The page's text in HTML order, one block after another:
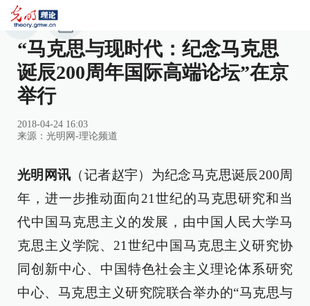
“马克思与现时代：纪念马克思
诞辰200周年国际高端论坛”在京
举行
2018-04-24 16:03
来源： 光明网-理论频道
光明网讯 （记者赵宇）为纪念马克思诞辰200周
年，进一步推动面向21世纪的马克思研究和当
代中国马克思主义的发展，由中国人民大学马
克思主义学院、21世纪中国马克思主义研究协
同创新中心、中国特色社会主义理论体系研究
中心、马克思主义研究院联合举办的“马克思与